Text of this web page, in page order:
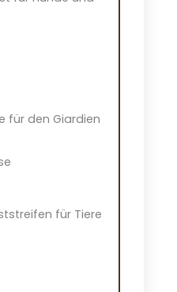
für den Giardien
für Tiere